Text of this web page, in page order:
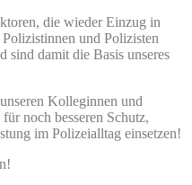
die wieder Einzug in
und Polizisten
sind damit die Basis unseres
Kolleginnen und
noch besseren Schutz,
im Polizeialltag einsetzen!